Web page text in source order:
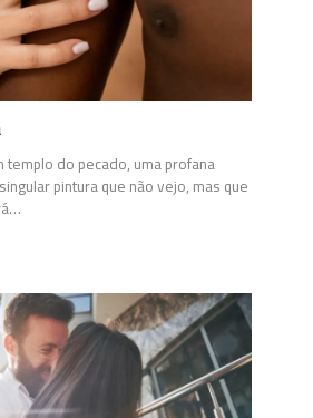
templo do pecado, uma profana
pintura que não vejo, mas que